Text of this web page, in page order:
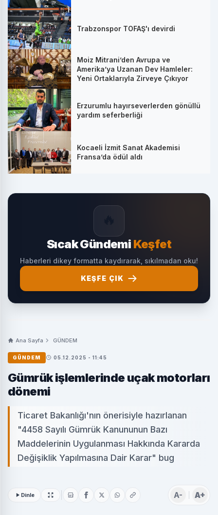
Trabzonspor TOFAŞ'ı devirdi
Moiz Mitrani’den Avrupa ve
Amerika’ya Uzanan Dev Hamleler:
Yeni Ortaklarıyla Zirveye Çıkıyor
Erzurumlu hayırseverlerden gönüllü
yardım seferberliği
Kocaeli İzmit Sanat Akademisi
Fransa’da ödül aldı
Sıcak Gündemi Keşfet
Haberleri dikey formatta kaydırarak, sıkılmadan oku!
KEŞFE ÇIK
Ana Sayfa GÜNDEM
GÜNDEM 05.12.2025 - 11:45
Gümrük işlemlerinde uçak motorları
dönemi
Ticaret Bakanlığı'nın önerisiyle hazırlanan
"4458 Sayılı Gümrük Kanununun Bazı
Maddelerinin Uygulanması Hakkında Kararda
Değişiklik Yapılmasına Dair Karar" bug
Dinle A- A+